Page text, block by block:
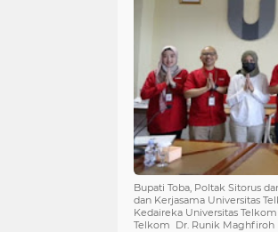
Bupati Toba, Poltak Sitorus
dan Kerjasama Universitas
Kedaireka Universitas
Telkom Dr. Runik Maghfiroh